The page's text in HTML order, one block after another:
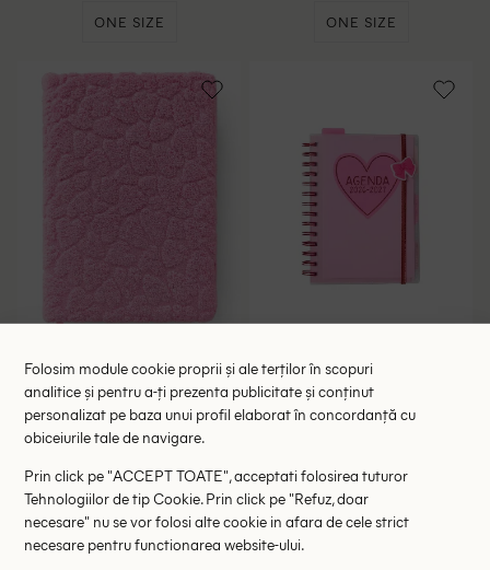
ONE SIZE ONE SIZE
Agenda A5 ACTION, roz
15.00 lei
RRP: 29.00 lei
ONE SIZE
Agenda ACTION, roz
15.00 lei
RRP: 29.00 lei
ONE SIZE
Folosim module cookie proprii și ale terților în scopuri
analitice și pentru a-ți prezenta publicitate și conținut
personalizat pe baza unui profil elaborat în concordanță cu
obiceiurile tale de navigare.
Prin click pe "ACCEPT TOATE", acceptati folosirea tuturor
Tehnologiilor de tip Cookie. Prin click pe "Refuz, doar
necesare" nu se vor folosi alte cookie in afara de cele strict
necesare pentru functionarea website-ului.